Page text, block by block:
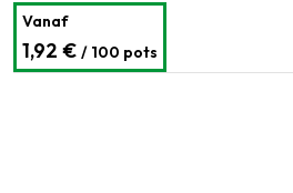
Vanaf
1,92 € / 100 pots